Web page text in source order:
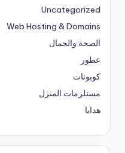
Uncategorized
Web Hosting & Domains
الصحة والجمال
عطور
كوبونات
مستلزمات المنزل
هدايا